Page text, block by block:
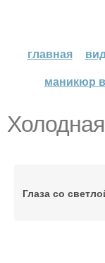
главная
маникюр
Глаза со